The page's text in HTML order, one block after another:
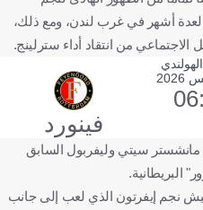
لعدة أشهر في غرب لندن، ومع ذلك،
الاجتماعي من انتقاد أداء سترلينج.
فينورد
سيتي وليفربول السابق
البريطانية.
نجم إيفرتون الذي لعب إلى جانب